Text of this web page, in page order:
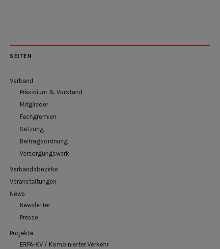
SEITEN
Verband
Präsidium & Vorstand
Mitglieder
Fachgremien
Satzung
Beitragsordnung
Versorgungswerk
Verbandsbezirke
Veranstaltungen
News
Newsletter
Presse
Projekte
ERFA-KV / Kombinierter Verkehr